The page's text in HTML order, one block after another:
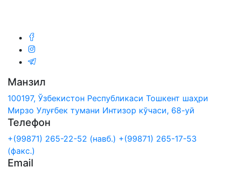
Манзил
100197, Ўзбекистон Республикаси Тошкент шаҳри
Мирзо Улуғбек тумани Интизор кўчаси, 68-уй
Телефон
+(99871) 265-22-52 (навб.) +(99871) 265-17-53
(факс.)
Email